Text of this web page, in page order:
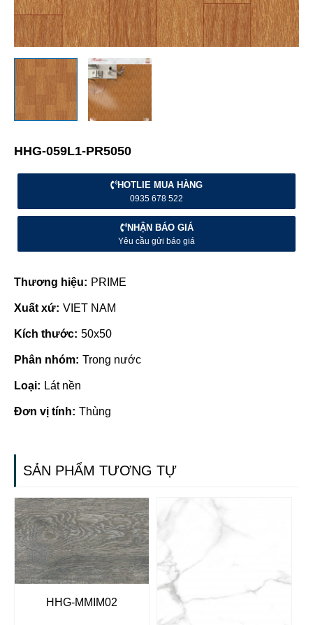
HHG-059L1-PR5050
HOTLIE MUA HÀNG
0935 678 522
NHẬN BÁO GIÁ
Yêu cầu gửi báo giá
Thương hiệu: PRIME
Xuất xứ: VIET NAM
Kích thước: 50x50
Phân nhóm: Trong nước
Loại: Lát nền
Đơn vị tính: Thùng
SẢN PHẨM TƯƠNG TỰ
HHG-MMIM02